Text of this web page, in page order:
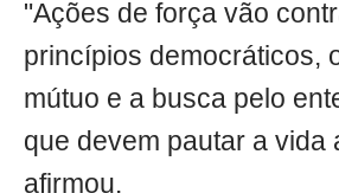
"Ações de força vão
princípios democráticos,
mútuo e a busca pelo
que devem pautar a vida
afirmou.